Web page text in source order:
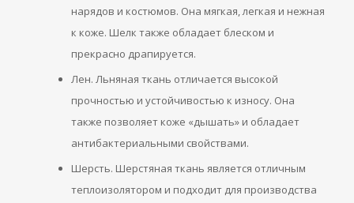
нарядов и костюмов. Она мягкая, легкая и нежная
к коже. Шелк также обладает блеском и
прекрасно драпируется.
Лен. Льняная ткань отличается высокой
прочностью и устойчивостью к износу. Она
также позволяет коже «дышать» и обладает
антибактериальными свойствами.
Шерсть. Шерстяная ткань является отличным
теплоизолятором и подходит для производства